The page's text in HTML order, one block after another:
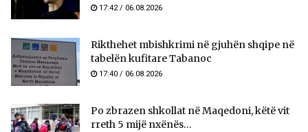
17:42 / 06.08.2026
Rikthehet mbishkrimi në gjuhën shqipe në
tabelën kufitare Tabanoc
17:40 / 06.08.2026
Po zbrazen shkollat në Maqedoni, këtë vit
rreth 5 mijë nxënës...